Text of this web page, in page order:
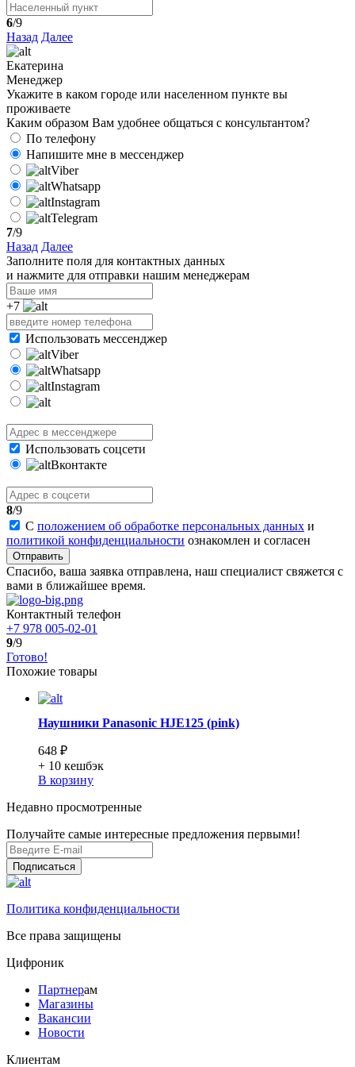
6/9
Назад Далее
Екатерина
Менеджер
Укажите в каком городе или населенном пункте вы
проживаете
Каким образом Вам удобнее общаться с консультантом?
По телефону
Напишите мне в мессенджер
Viber
Whatsapp
Instagram
Telegram
7/9
Назад Далее
Заполните поля для контактных данных
и нажмите для отправки нашим менеджерам
+7
Использовать мессенджер
Viber
Whatsapp
Instagram
Использовать соцсети
Вконтакте
8/9
С положением об обработке персональных данных и
политикой конфиденциальности ознакомлен и согласен
Отправить
Спасибо, ваша заявка отправлена, наш специалист свяжется с
вами в ближайшее время.
Контактный телефон
+7 978 005-02-01
9/9
Готово!
Похожие товары
Наушники Panasonic HJE125 (pink)
648 ₽
+ 10 кешбэк
В корзину
Недавно просмотренные
Получайте самые интересные предложения первыми!
Подписаться
Политика конфиденциальности
Все права защищены
Цифроник
Партнерам
Магазины
Вакансии
Новости
Клиентам